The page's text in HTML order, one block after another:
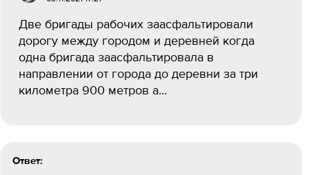
Две бригады рабочих заасфальтировали
дорогу между городом и деревней когда
одна бригада заасфальтировала в
направлении от города до деревни за три
километра 900 метров а...
Ответ: